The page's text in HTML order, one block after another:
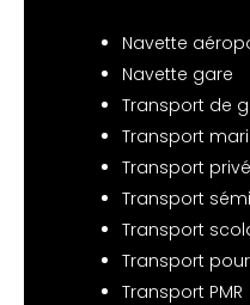
Navette
Navette gare
Transport de
Transport
Transport privé
Transport
Transport
Transport
Transport PMR